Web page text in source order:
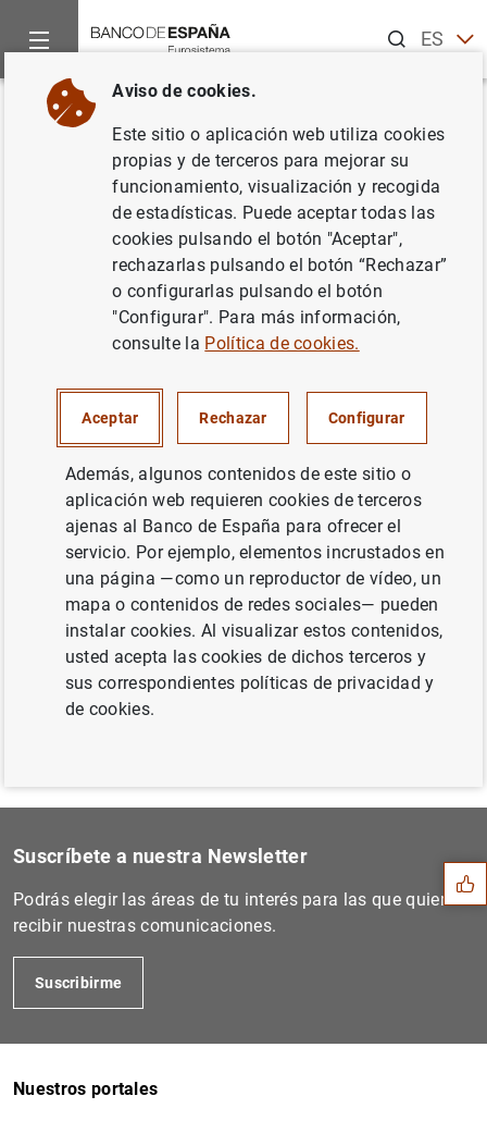
ESEN
Inicio Noticias y eventos
Volver
Celebración del Cuarto
Seminario Euromediterráneo
BANCO DE ESPAÑA
Celebración del Cuarto Seminario
Anterior
El Banco de España publica...
Siguiente
Informe Trimestral del Serv...
Sugerencias
Suscríbete a nuestra Newsletter
Podrás elegir las áreas de tu interés para las que quieres
recibir nuestras comunicaciones.
Suscribirme
Nuestros portales
Aviso de cookies.
Este sitio o aplicación web utiliza cookies
propias y de terceros para mejorar su
funcionamiento, visualización y recogida
de estadísticas. Puede aceptar todas las
cookies pulsando el botón "Aceptar",
rechazarlas pulsando el botón “Rechazar”
o configurarlas pulsando el botón
"Configurar". Para más información,
consulte la Política de cookies.
Aceptar Rechazar Configurar
Además, algunos contenidos de este sitio o
aplicación web requieren cookies de terceros
ajenas al Banco de España para ofrecer el
servicio. Por ejemplo, elementos incrustados en
una página —como un reproductor de vídeo, un
mapa o contenidos de redes sociales— pueden
instalar cookies. Al visualizar estos contenidos,
usted acepta las cookies de dichos terceros y
sus correspondientes políticas de privacidad y
de cookies.